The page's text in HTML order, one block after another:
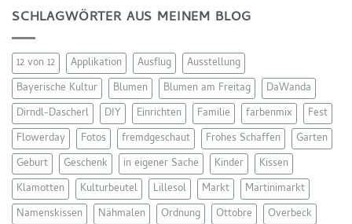
SCHLAGWÖRTER AUS MEINEM BLOG
12 von 12 Applikation Ausflug
Ausstellung
Bayerische Kultur
Blumen Blumen am Freitag
DaWanda
Dirndl-Dascherl
DIY Einrichten Familie farbenmix
Fest
Flowerday
Fotos fremdgeschaut Frohes Schaffen
Garten
Geburt
Geschenk in eigener Sache Kinder
Kissen
Klamotten
Kulturbeutel Lillesol Markt
Martinimarkt
Namenskissen
Nähmalen Ordnung Ottobre
Overbeck